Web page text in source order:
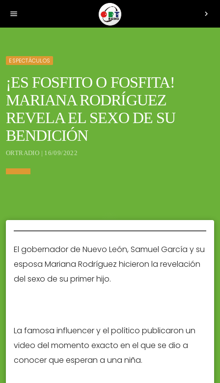
menu chevron_right
ESPECTÁCULOS
¡ES FOSFITO O FOSFITA!
MARIANA RODRÍGUEZ
REVELA EL SEXO DE SU
BENDICIÓN
ORTRADIO | 16/09/2022
El gobernador de Nuevo León, Samuel García y su
esposa Mariana Rodríguez hicieron la revelación
del sexo de su primer hijo.
La famosa influencer y el político publicaron un
video del momento exacto en el que se dio a
conocer que esperan a una niña.